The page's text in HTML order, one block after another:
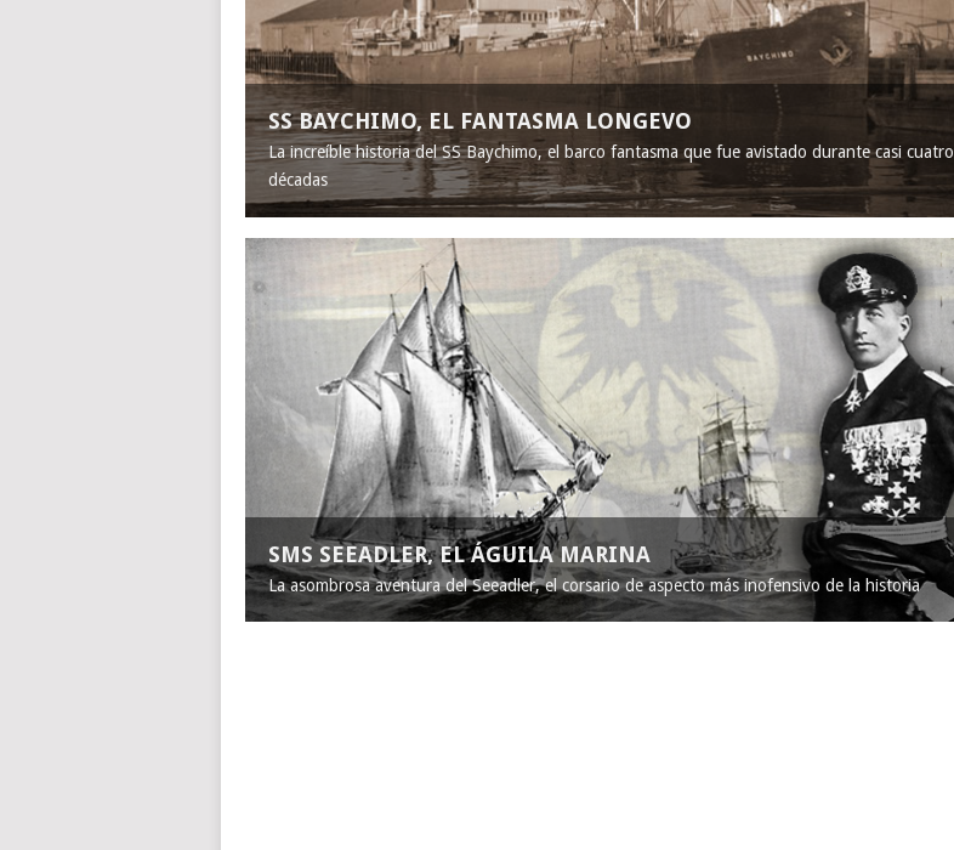
SS BAYCHIMO, EL FANTASMA LONGEVO
La increíble historia del SS Baychimo, el barco fantasma que fue avistado durante casi cuatro
décadas
SMS SEEADLER, EL ÁGUILA MARINA
La asombrosa aventura del Seeadler, el corsario de aspecto más inofensivo de la historia